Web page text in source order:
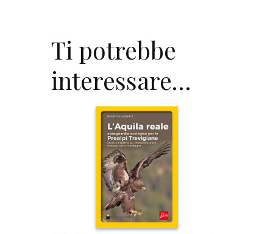
Ti potrebbe
interessare…